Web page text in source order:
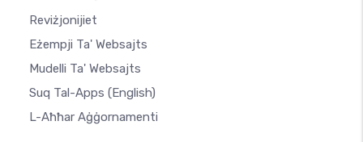
Reviżjonijiet
Eżempji Ta' Websajts
Mudelli Ta' Websajts
Suq Tal-Apps (English)
L-Aħħar Aġġornamenti